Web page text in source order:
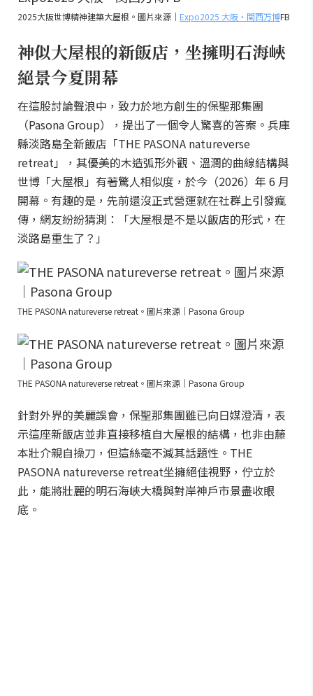
2025大阪世博精神建築大屋根。圖片來源｜ Expo2025 大阪・関西万博FB
神似大屋根的新飯店，坐擁明石海峽
絕景今夏開幕
在這股討論聲浪中，致力於地方創生的保聖那集團
（Pasona Group），提出了一個令人驚喜的答案。兵庫
縣淡路島全新飯店「THE PASONA natureverse
retreat」，其優美的木造弧形外觀、溫潤的曲線結構與
世博「大屋根」有著驚人相似度，於今（2026）年 6 月
開幕。有趣的是，先前還沒正式營運就在社群上引發瘋
傳，網友紛紛猜測：「大屋根是不是以飯店的形式，在
淡路島重生了？」
THE PASONA natureverse retreat。圖片來源｜Pasona Group
THE PASONA natureverse retreat。圖片來源｜Pasona Group
針對外界的美麗誤會，保聖那集團雖已向日媒澄清，表
示這座新飯店並非直接移植自大屋根的結構，也非由藤
本壯介親自操刀，但這絲毫不減其話題性。THE
PASONA natureverse retreat坐擁絕佳視野，佇立於
此，能將壯麗的明石海峽大橋與對岸神戶市景盡收眼
底。